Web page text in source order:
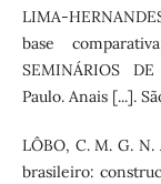
LIMA-
base
SEMINÁRIOS
Paulo. Anais [...].
LÔBO, C. M. G.
brasileiro: